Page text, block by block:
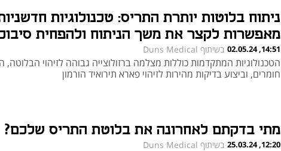
ניתוח בלוטות יותרת התריס: טכנולוגיות
מאפשרות לקצר את משך הניתוח ולהפחית
14:51, 02.05.24 בשיתוף Duns Medical
הטכנולוגיות המתקדמות כוללות מצלמה ברזולוצייה גבוהה לזיהוי הבלוטה,
חומרים, וביצוע בדיקות מהירות לזיהוי פארא תירואיד הורמון
מתי בדקתם לאחרונה את בלוטת התריס שלכם?
12:20, 25.03.24 בשיתוף Duns Medical